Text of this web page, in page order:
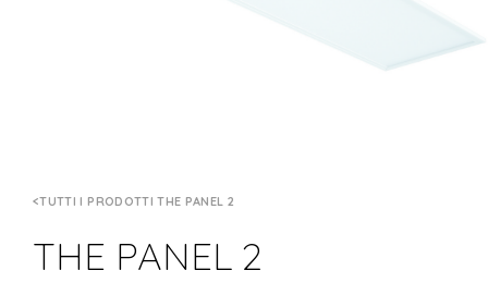
TUTTI I PRODOTTI THE PANEL 2
THE PANEL 2